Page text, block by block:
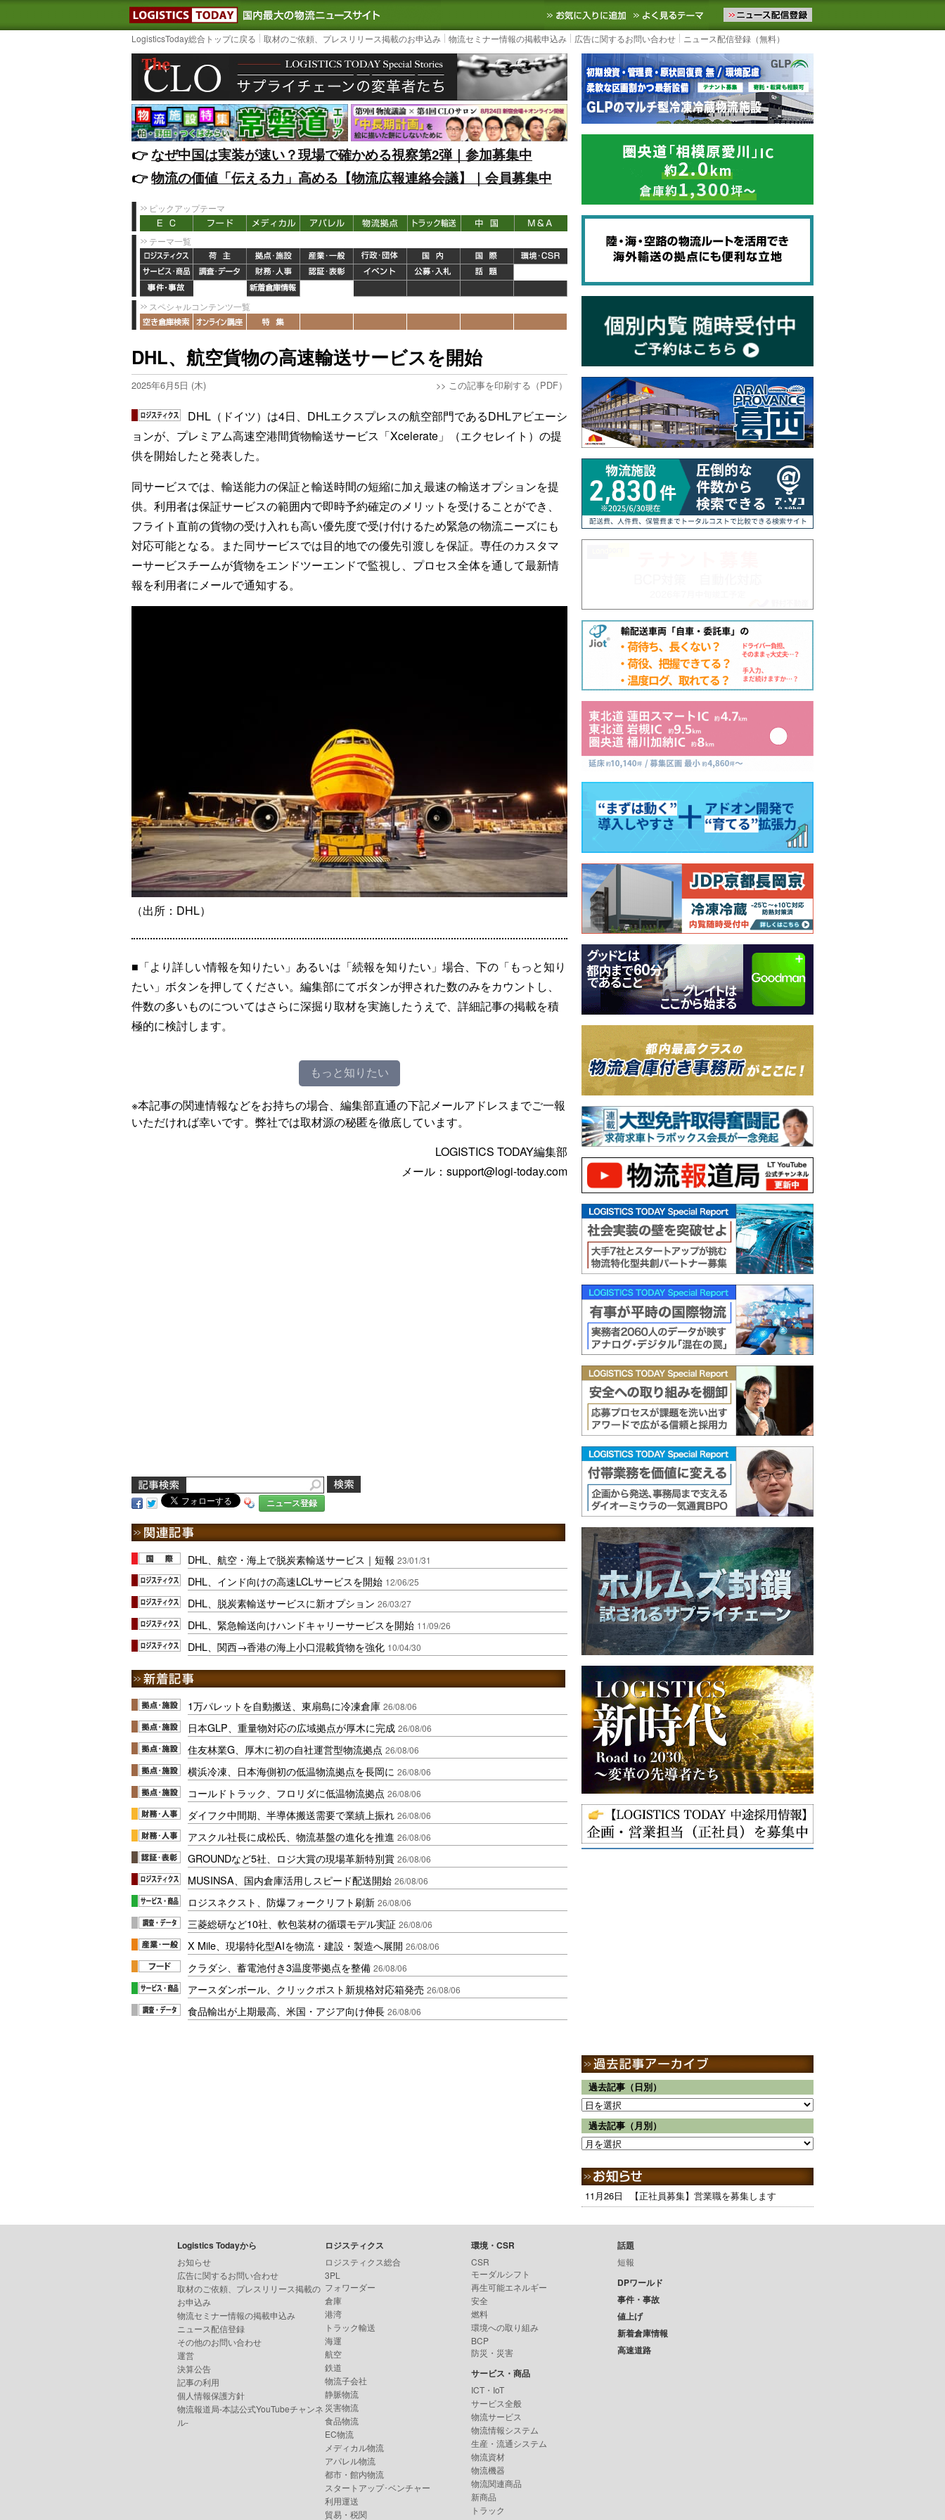
LOGISTICS TODAY｜国内最大の物流ニュースサイト3PL, SCMなど国内外の最新の物流ニュースをお届けします。物流ニュースメール配信を登録す
お気に入りに追加 よく見るテーマ
LogisticsToday総合トップに戻る 取材のご依頼、プレスリリース掲載のお申込み 物流セミナー情報の掲載申込み 広告に関するお問い合わせ ニュース配信登録（無料）
👉️なぜ中国は実装が速い？現場で確かめる視察第2弾｜参加募集中
👉️物流の価値「伝える力」高める【物流広報連絡会議】｜会員募集中
ピックアップテーマ
テーマ一覧
スペシャルコンテンツ一覧
DHL、航空貨物の高速輸送サービスを開始
2025年6月5日 (木) >> この記事を印刷する（PDF）
DHL（ドイツ）は4日、DHLエクスプレスの航空部門であるDHLアビエーシ
ョンが、プレミアム高速空港間貨物輸送サービス「Xcelerate」（エクセレイト）の提
供を開始したと発表した。
同サービスでは、輸送能力の保証と輸送時間の短縮に加え最速の輸送オプションを提
供。利用者は保証サービスの範囲内で即時予約確定のメリットを受けることができ、
フライト直前の貨物の受け入れも高い優先度で受け付けるため緊急の物流ニーズにも
対応可能となる。また同サービスでは目的地での優先引渡しを保証。専任のカスタマ
ーサービスチームが貨物をエンドツーエンドで監視し、プロセス全体を通して最新情
報を利用者にメールで通知する。
（出所：DHL）
■「より詳しい情報を知りたい」あるいは「続報を知りたい」場合、下の「もっと知り
たい」ボタンを押してください。編集部にてボタンが押された数のみをカウントし、
件数の多いものについてはさらに深掘り取材を実施したうえで、詳細記事の掲載を積
極的に検討します。
もっと知りたい
※本記事の関連情報などをお持ちの場合、編集部直通の下記メールアドレスまでご一報
いただければ幸いです。弊社では取材源の秘匿を徹底しています。
LOGISTICS TODAY編集部
メール：support@logi-today.com
ニュース登録
DHL、航空・海上で脱炭素輸送サービス｜短報 23/01/31
DHL、インド向けの高速LCLサービスを開始 12/06/25
DHL、脱炭素輸送サービスに新オプション 26/03/27
DHL、緊急輸送向けハンドキャリーサービスを開始 11/09/26
DHL、関西→香港の海上小口混載貨物を強化 10/04/30
1万パレットを自動搬送、東扇島に冷凍倉庫 26/08/06
日本GLP、重量物対応の広域拠点が厚木に完成 26/08/06
住友林業G、厚木に初の自社運営型物流拠点 26/08/06
横浜冷凍、日本海側初の低温物流拠点を長岡に 26/08/06
コールドトラック、フロリダに低温物流拠点 26/08/06
ダイフク中間期、半導体搬送需要で業績上振れ 26/08/06
アスクル社長に成松氏、物流基盤の進化を推進 26/08/06
GROUNDなど5社、ロジ大賞の現場革新特別賞 26/08/06
MUSINSA、国内倉庫活用しスピード配送開始 26/08/06
ロジスネクスト、防爆フォークリフト刷新 26/08/06
三菱総研など10社、軟包装材の循環モデル実証 26/08/06
X Mile、現場特化型AIを物流・建設・製造へ展開 26/08/06
クラダシ、蓄電池付き3温度帯拠点を整備 26/08/06
アースダンボール、クリックポスト新規格対応箱発売 26/08/06
食品輸出が上期最高、米国・アジア向け伸長 26/08/06
過去記事（日別）
過去記事（月別）
11月26日 【正社員募集】営業職を募集します
Logistics Todayから
お知らせ
広告に関するお問い合わせ
取材のご依頼、プレスリリース掲載の
お申込み
物流セミナー情報の掲載申込み
ニュース配信登録
その他のお問い合わせ
運営
決算公告
記事の利用
個人情報保護方針
物流報道局-本誌公式YouTubeチャンネ
ル-
ロジスティクス
ロジスティクス総合
3PL
フォワーダー
倉庫
港湾
トラック輸送
海運
航空
鉄道
物流子会社
静脈物流
災害物流
食品物流
EC物流
メディカル物流
アパレル物流
都市・館内物流
スタートアップ･ベンチャー
利用運送
貿易・税関
環境・CSR
CSR
モーダルシフト
再生可能エネルギー
安全
燃料
環境への取り組み
BCP
防災・災害
サービス・商品
ICT・IoT
サービス全般
物流サービス
物流情報システム
生産・流通システム
物流資材
物流機器
物流関連商品
新商品
トラック
話題
短報
DPワールド
事件・事故
値上げ
新着倉庫情報
高速道路